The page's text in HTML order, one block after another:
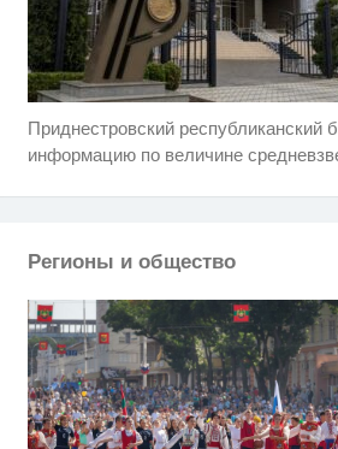
Приднестровский республиканский
информацию по величине
Регионы и общество
Ролик длится пару секунд,
Королева вагона отожгла!
Ржу не переставая, это